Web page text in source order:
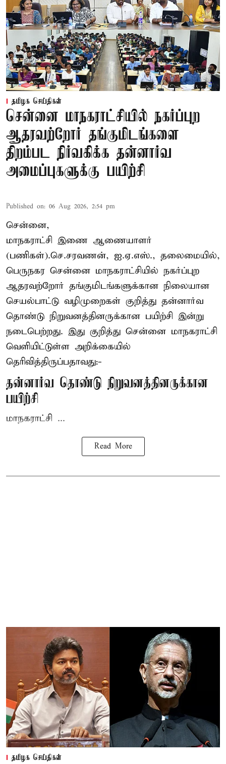
தமிழக செய்திகள்
சென்னை மாநகராட்சியில் நகர்ப்புற
ஆதரவற்றோர் தங்குமிடங்களை
திறம்பட நிர்வகிக்க தன்னார்வ
அமைப்புகளுக்கு பயிற்சி
Published on: 06 Aug 2026, 2:54 pm
சென்னை,
மாநகராட்சி இணை ஆணையாளர்
(பணிகள்).செ.சரவணன், ஐ.ஏ.எஸ்., தலைமையில்,
பெருநகர சென்னை மாநகராட்சியில் நகர்ப்புற
ஆதரவற்றோர் தங்குமிடங்களுக்கான நிலையான
செயல்பாட்டு வழிமுறைகள் குறித்து தன்னார்வ
தொண்டு நிறுவனத்தினருக்கான பயிற்சி இன்று
நடைபெற்றது. இது குறித்து சென்னை மாநகராட்சி
வெளியிட்டுள்ள அறிக்கையில்
தெரிவித்திருப்பதாவது:-
தன்னார்வ தொண்டு நிறுவனத்தினருக்கான
பயிற்சி
மாநகராட்சி ...
Read More
தமிழக செய்திகள்